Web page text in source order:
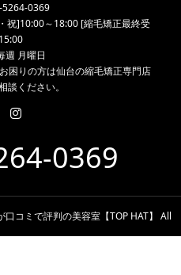
5264-0369
]10:00～18:00 [縮毛矯正最終受
週 月曜日
困りの方は仙台の縮毛矯正専門店
談ください。
0369
コミで評判の美容室【TOP HAT】 All